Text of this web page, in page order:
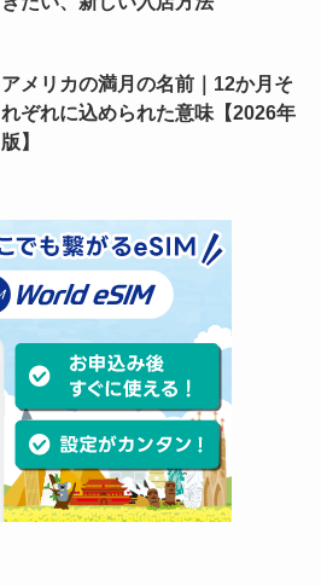
アメリカの満月の名前｜12か月そ
れぞれに込められた意味【2026年
版】